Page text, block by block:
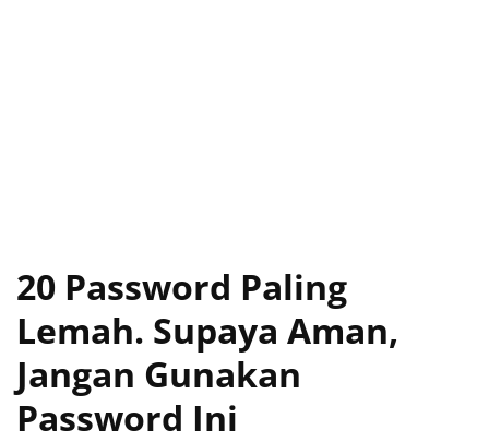
20 Password Paling
Lemah. Supaya Aman,
Jangan Gunakan
Password Ini